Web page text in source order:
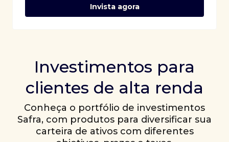
Invista agora
Investimentos para
clientes de alta renda
Conheça o portfólio de investimentos
Safra, com produtos para diversificar sua
carteira de ativos com diferentes